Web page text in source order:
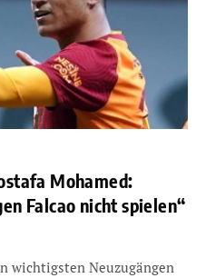
Mohamed:
Falcao nicht spielen“
wichtigsten Neuzugängen